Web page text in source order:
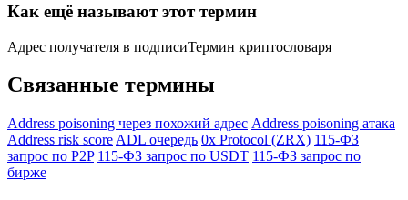
Как ещё называют этот термин
Адрес получателя в подписиТермин криптословаря
Связанные термины
Address poisoning через похожий адрес Address poisoning атака
Address risk score ADL очередь 0x Protocol (ZRX) 115-ФЗ
запрос по P2P 115-ФЗ запрос по USDT 115-ФЗ запрос по
бирже